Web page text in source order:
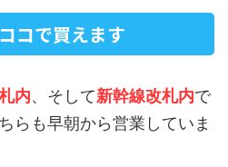
コで買えます
内、そして新幹線改札内で
らも早朝から営業していま